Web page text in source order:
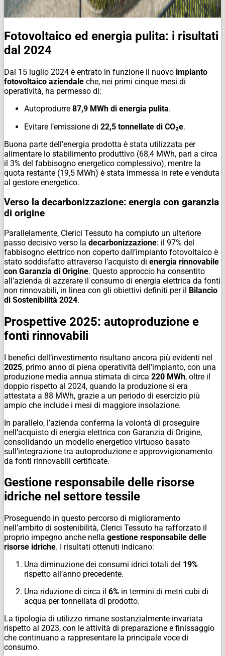
Fotovoltaico ed energia pulita: i risultati
dal 2024
Dal 15 luglio 2024 è entrato in funzione il nuovo impianto
fotovoltaico aziendale che, nei primi cinque mesi di
operatività, ha permesso di:
Autoprodurre 87,9 MWh di energia pulita.
Evitare l’emissione di 22,5 tonnellate di CO₂e.
Buona parte dell’energia prodotta è stata utilizzata per
alimentare lo stabilimento produttivo (68,4 MWh, pari a circa
il 3% del fabbisogno energetico complessivo), mentre la
quota restante (19,5 MWh) è stata immessa in rete e venduta
al gestore energetico.
Verso la decarbonizzazione: energia con garanzia
di origine
Parallelamente, Clerici Tessuto ha compiuto un ulteriore
passo decisivo verso la decarbonizzazione: il 97% del
fabbisogno elettrico non coperto dall’impianto fotovoltaico è
stato soddisfatto attraverso l’acquisto di energia rinnovabile
con Garanzia di Origine. Questo approccio ha consentito
all’azienda di azzerare il consumo di energia elettrica da fonti
non rinnovabili, in linea con gli obiettivi definiti per il Bilancio
di Sostenibilità 2024.
Prospettive 2025: autoproduzione e
fonti rinnovabili
I benefici dell’investimento risultano ancora più evidenti nel
2025, primo anno di piena operatività dell’impianto, con una
produzione media annua stimata di circa 220 MWh, oltre il
doppio rispetto al 2024, quando la produzione si era
attestata a 88 MWh, grazie a un periodo di esercizio più
ampio che include i mesi di maggiore insolazione.
In parallelo, l’azienda conferma la volontà di proseguire
nell’acquisto di energia elettrica con Garanzia di Origine,
consolidando un modello energetico virtuoso basato
sull’integrazione tra autoproduzione e approvvigionamento
da fonti rinnovabili certificate.
Gestione responsabile delle risorse
idriche nel settore tessile
Proseguendo in questo percorso di miglioramento
nell’ambito di sostenibilità, Clerici Tessuto ha rafforzato il
proprio impegno anche nella gestione responsabile delle
risorse idriche. I risultati ottenuti indicano:
Una diminuzione dei consumi idrici totali del 19%
rispetto all’anno precedente.
Una riduzione di circa il 6% in termini di metri cubi di
acqua per tonnellata di prodotto.
La tipologia di utilizzo rimane sostanzialmente invariata
rispetto al 2023, con le attività di preparazione e finissaggio
che continuano a rappresentare la principale voce di
consumo.